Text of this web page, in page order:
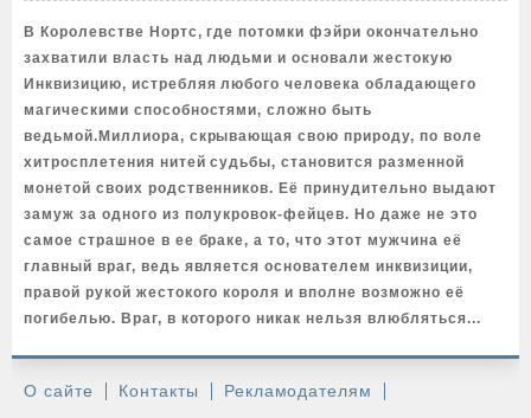
В Королевстве Нортс, где потомки фэйри окончательно
захватили власть над людьми и основали жестокую
Инквизицию, истребляя любого человека обладающего
магическими способностями, сложно быть
ведьмой.Миллиора, скрывающая свою природу, по воле
хитросплетения нитей судьбы, становится разменной
монетой своих родственников. Её принудительно выдают
замуж за одного из полукровок-фейцев. Но даже не это
самое страшное в ее браке, а то, что этот мужчина её
главный враг, ведь является основателем инквизиции,
правой рукой жестокого короля и вполне возможно её
погибелью. Враг, в которого никак нельзя влюбляться...
О сайте Контакты
Рекламодателям